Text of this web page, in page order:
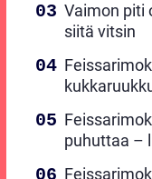
Vaimon piti
siitä vitsin
puhuttaa –